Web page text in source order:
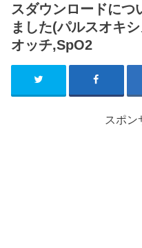
スダウンロードにつ
ました(パルスオキ
オッチ,SpO2
スポン